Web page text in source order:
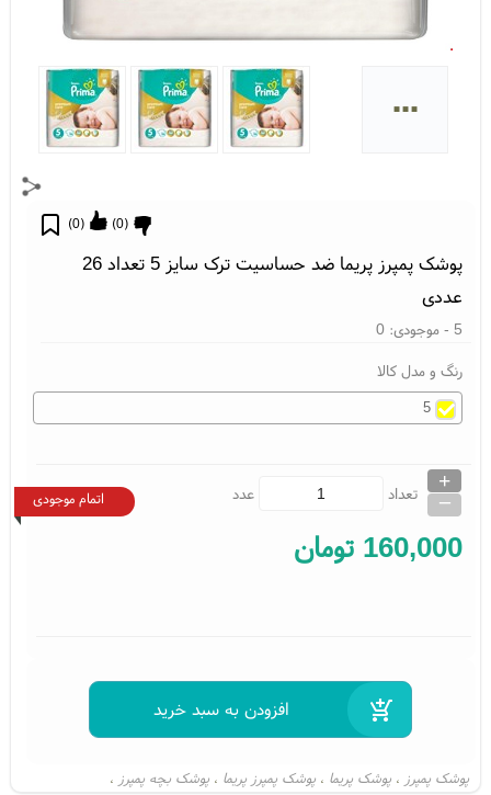
...
پوشک پمپرز پریما ضد حساسیت ترک سایز 5 تعداد 26
عددی
(
0
) (
0
)
5 - موجودی:0
رنگ و مدل کالا
5
تعداد
+
_ عدد اتمام موجودی
160,000 تومان
پوشک پمپرز ، پوشک پریما ، پوشک پمپرز پریما ، پوشک بچه پمپرز ،